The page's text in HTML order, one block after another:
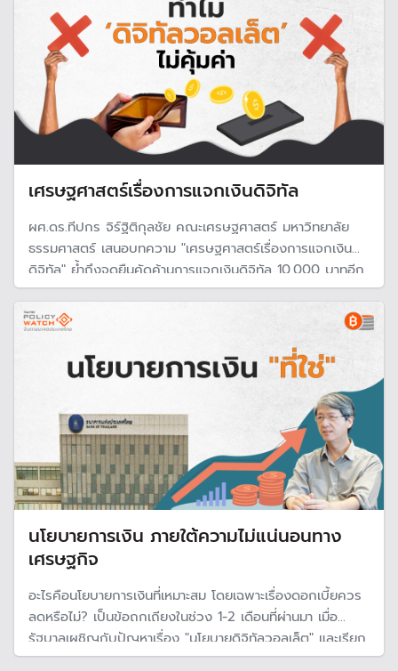
เศรษฐศาสตร์เรื่องการแจกเงินดิจิทัล
ผศ.ดร.ทีปกร จิร์ฐิติกุลชัย คณะเศรษฐศาสตร์ มหาวิทยาลัย
ธรรมศาสตร์ เสนอบทความ "เศรษฐศาสตร์เรื่องการแจกเงิน
ดิจิทัล" ย้ำถึงจุดยืนคัดค้านการแจกเงินดิจิทัล 10,000 บาทอีก
ครั้ง หลังจากที่ก่อนหน้านั้น เป็นหนึ่งในนักเศรษฐศาสตร์ลงชื่อ
คัดค้านนโยบายนี้ ชี้ให้เห็นหลักทางเศรษฐศาสตร์ว่ามองอย่างไร
ก็ไม่คุ้มค่า
นโยบายการเงิน ภายใต้ความไม่แน่นอนทาง
เศรษฐกิจ
อะไรคือนโยบายการเงินที่เหมาะสม โดยเฉพาะเรื่องดอกเบี้ยควร
ลดหรือไม่? เป็นข้อถกเถียงในช่วง 1-2 เดือนที่ผ่านมา เมื่อ
รัฐบาลเผชิญกับปัญหาเรื่อง "นโยบายดิจิทัลวอลเล็ต" และเรียก
ร้องให้แบงก์ชาติลดดอกเบี้ย ซึ่ง ดร.สมชัย จิตสุชน อดีต